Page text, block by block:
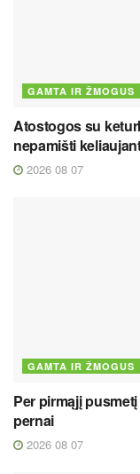
GAMTA IR ŽMOGUS
Atostogos su
nepamišti
2026 08 07
GAMTA IR ŽMOGUS
Per pirmąjį
pernai
2026 08 07